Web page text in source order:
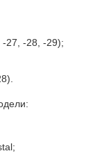
27, -28, -29);